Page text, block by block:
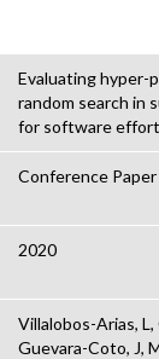
Evaluating hyper-
random search in
for software
Conference Paper
2020
Villalobos-Arias,
Guevara-Coto, J,